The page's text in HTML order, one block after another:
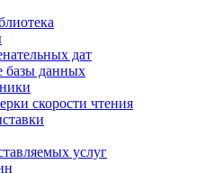
дат
базы данных
скорости чтения
услуг